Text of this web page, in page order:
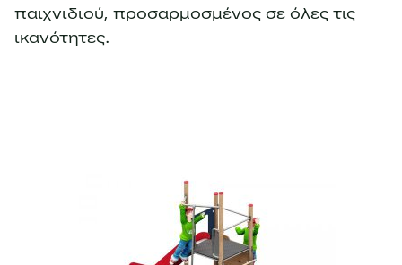
παιχνιδιού, προσαρμοσμένος σε όλες τις
ικανότητες.